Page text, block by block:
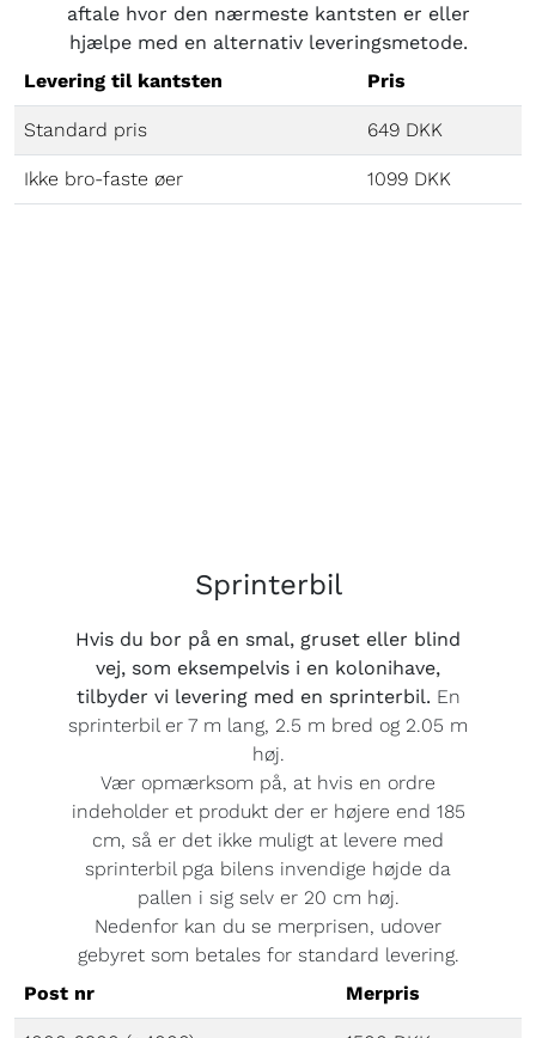
aftale hvor den nærmeste kantsten er eller
hjælpe med en alternativ leveringsmetode.
Levering til kantsten
Pris
Standard pris 649 DKK
Ikke bro-faste øer 1099 DKK
Sprinterbil
Hvis du bor på en smal, gruset eller blind
vej, som eksempelvis i en kolonihave,
tilbyder vi levering med en sprinterbil. En
sprinterbil er 7 m lang, 2.5 m bred og 2.05 m
høj.
Vær opmærksom på, at hvis en ordre
indeholder et produkt der er højere end 185
cm, så er det ikke muligt at levere med
sprinterbil pga bilens invendige højde da
pallen i sig selv er 20 cm høj.
Nedenfor kan du se merprisen, udover
gebyret som betales for standard levering.
Post nr
Merpris